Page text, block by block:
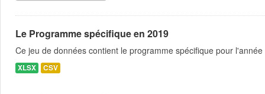
Le Programme spécifique en 2019
Ce jeu de données contient le programme spécifique pour
XLSX CSV